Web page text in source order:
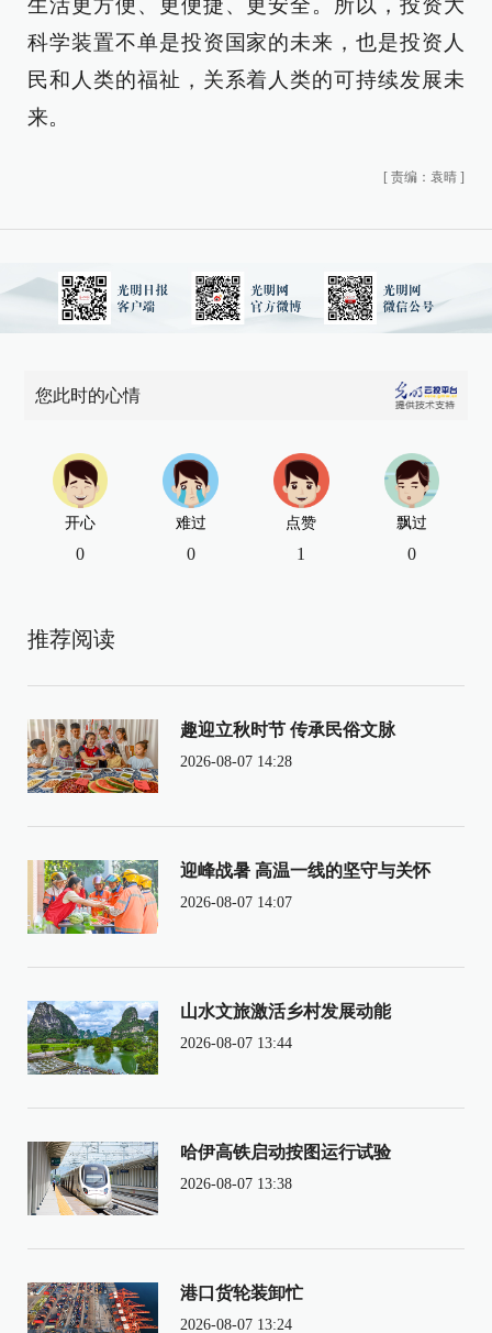
科学装置不单是投资国家的未来，也是投资人
民和人类的福祉，关系着人类的可持续发展未
来。
[ 责编：袁晴 ]
您此时的心情
开心
0
难过
0
点赞
1
飘过
0
推荐阅读
趣迎立秋时节 传承民俗文脉
2026-08-07 14:28
迎峰战暑 高温一线的坚守与关怀
2026-08-07 14:07
山水文旅激活乡村发展动能
2026-08-07 13:44
哈伊高铁启动按图运行试验
2026-08-07 13:38
港口货轮装卸忙
2026-08-07 13:24